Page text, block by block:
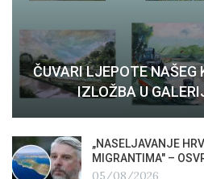
ČUVARI LJEPOTE
IZLOŽBA U
„NASELJAVANJE
MIGRANTIMA″ –
05/08/2026